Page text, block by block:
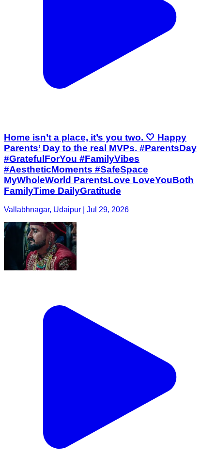
Home isn’t a place, it’s you two. 🤍 Happy
Parents’ Day to the real MVPs. #ParentsDay
#GratefulForYou #FamilyVibes
#AestheticMoments #SafeSpace
MyWholeWorld ParentsLove LoveYouBoth
FamilyTime DailyGratitude
Vallabhnagar, Udaipur | Jul 29, 2026